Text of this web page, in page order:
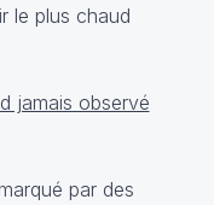
le plus chaud
jamais observé
par des